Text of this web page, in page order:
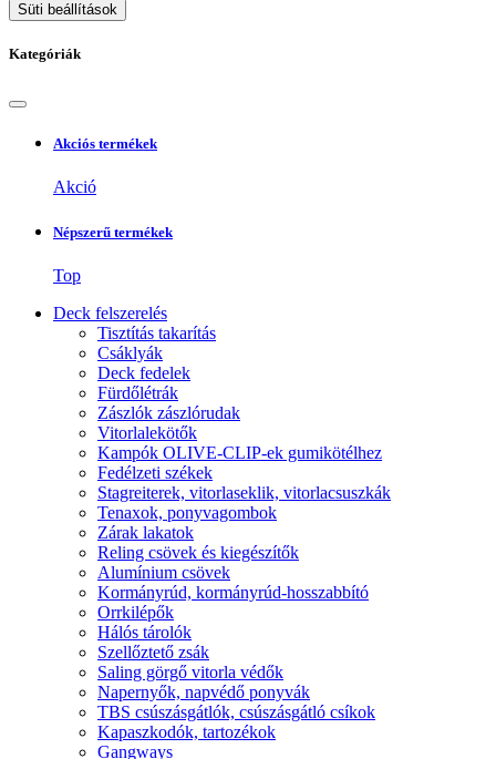
Süti beállítások
Kategóriák
Akciós termékek
Akció
Népszerű termékek
Top
Deck felszerelés
Tisztítás takarítás
Csáklyák
Deck fedelek
Fürdőlétrák
Zászlók zászlórudak
Vitorlalekötők
Kampók OLIVE-CLIP-ek gumikötélhez
Fedélzeti székek
Stagreiterek, vitorlaseklik, vitorlacsuszkák
Tenaxok, ponyvagombok
Zárak lakatok
Reling csövek és kiegészítők
Alumínium csövek
Kormányrúd, kormányrúd-hosszabbító
Orrkilépők
Hálós tárolók
Szellőztető zsák
Saling görgő vitorla védők
Napernyők, napvédő ponyvák
TBS csúszásgátlók, csúszásgátló csíkok
Kapaszkodók, tartozékok
Gangways